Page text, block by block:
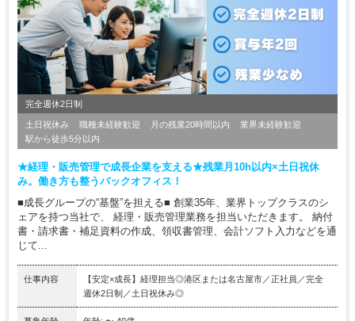
完全週休2日制
土日祝休み 職種未経験歓迎 月の残業20時間以内
業界未経験歓迎
駅から徒歩5分以内
★経理・販売管理で成長企業を支える★残業月10h以内×土日祝休
み。働き方も整うバックオフィス！
■成長グループの“基盤”を担える■ 創業35年、業界トップクラスのシ
ェアを持つ当社で、 経理・販売管理業務を担当いただきます。 納付
書・請求書・補足資料の作成、領収書管理、会計ソフト入力などを通
じて...
仕事内容
【安定×成長】経理担当◎港区または名古屋市／正社員／完全
週休2日制／土日祝休み◎